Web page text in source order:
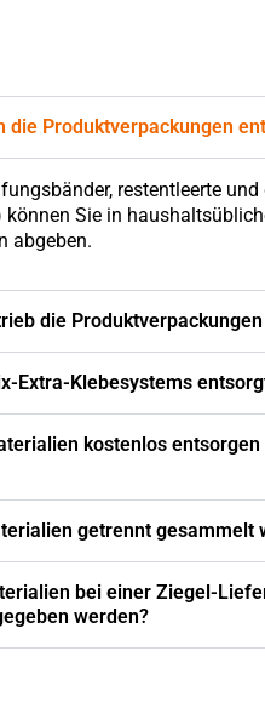
die Produktverpackungen
restentleerte
können Sie in
abgeben.
die
Extra-Klebesystems
kostenlos
getrennt gesammelt
bei einer Ziegel-
werden?